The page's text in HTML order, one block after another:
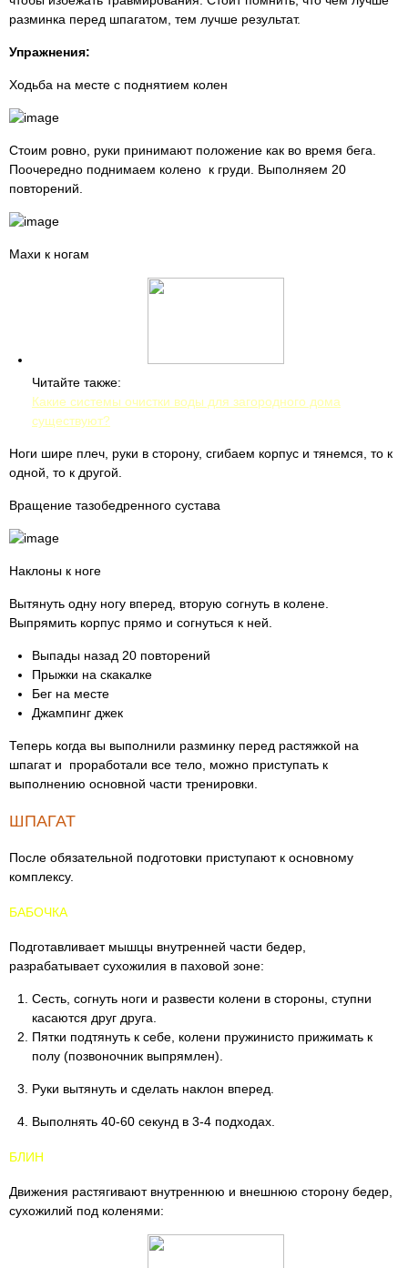
разминка перед шпагатом, тем лучше результат.
Упражнения:
Ходьба на месте с поднятием колен
Стоим ровно, руки принимают положение как во время бега.
Поочередно поднимаем колено к груди. Выполняем 20
повторений.
Махи к ногам
Читайте также:
Какие системы очистки воды для загородного дома
существуют?
Ноги шире плеч, руки в сторону, сгибаем корпус и тянемся, то к
одной, то к другой.
Вращение тазобедренного сустава
Наклоны к ноге
Вытянуть одну ногу вперед, вторую согнуть в колене.
Выпрямить корпус прямо и согнуться к ней.
Выпады назад 20 повторений
Прыжки на скакалке
Бег на месте
Джампинг джек
Теперь когда вы выполнили разминку перед растяжкой на
шпагат и проработали все тело, можно приступать к
выполнению основной части тренировки.
ШПАГАТ
После обязательной подготовки приступают к основному
комплексу.
БАБОЧКА
Подготавливает мышцы внутренней части бедер,
разрабатывает сухожилия в паховой зоне:
Сесть, согнуть ноги и развести колени в стороны, ступни
касаются друг друга.
Пятки подтянуть к себе, колени пружинисто прижимать к
полу (позвоночник выпрямлен).
Руки вытянуть и сделать наклон вперед.
Выполнять 40-60 секунд в 3-4 подходах.
БЛИН
Движения растягивают внутреннюю и внешнюю сторону бедер,
сухожилий под коленями: